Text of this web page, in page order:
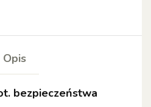
Opis
bezpieczeństwa